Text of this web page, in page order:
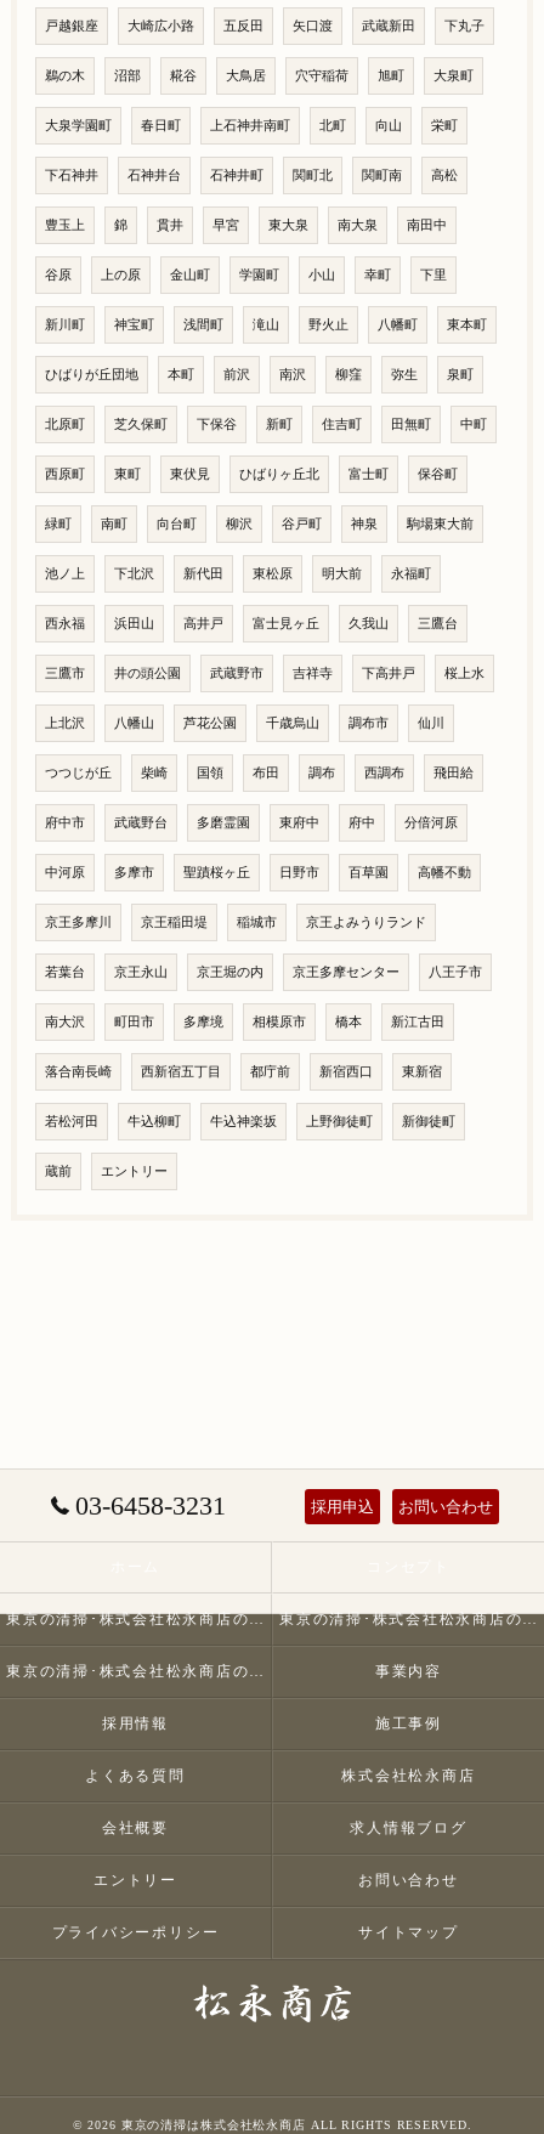
戸越銀座 大崎広小路 五反田 矢口渡 武蔵新田 下丸子
鵜の木 沼部 糀谷 大鳥居 穴守稲荷 旭町 大泉町
大泉学園町 春日町 上石神井南町 北町 向山 栄町
下石神井 石神井台 石神井町 関町北 関町南 高松
豊玉上 錦 貫井 早宮 東大泉 南大泉 南田中
谷原 上の原 金山町 学園町 小山 幸町 下里
新川町 神宝町 浅間町 滝山 野火止 八幡町 東本町
ひばりが丘団地 本町 前沢 南沢 柳窪 弥生 泉町
北原町 芝久保町 下保谷 新町 住吉町 田無町 中町
西原町 東町 東伏見 ひばりヶ丘北 富士町 保谷町
緑町 南町 向台町 柳沢 谷戸町 神泉 駒場東大前
池ノ上 下北沢 新代田 東松原 明大前 永福町
西永福 浜田山 高井戸 富士見ヶ丘 久我山 三鷹台
三鷹市 井の頭公園 武蔵野市 吉祥寺 下高井戸 桜上水
上北沢 八幡山 芦花公園 千歳烏山 調布市 仙川
つつじが丘 柴崎 国領 布田 調布 西調布 飛田給
府中市 武蔵野台 多磨霊園 東府中 府中 分倍河原
中河原 多摩市 聖蹟桜ヶ丘 日野市 百草園 高幡不動
京王多摩川 京王稲田堤 稲城市 京王よみうりランド
若葉台 京王永山 京王堀の内 京王多摩センター 八王子市
南大沢 町田市 多摩境 相模原市 橋本 新江古田
落合南長崎 西新宿五丁目 都庁前 新宿西口 東新宿
若松河田 牛込柳町 牛込神楽坂 上野御徒町 新御徒町
蔵前 エントリー
03-6458-3231 採用申込 お問い合わせ
東京の清掃･株式会社松永商店の口コミ情報 東京の清掃･株式会社松永商店の評判
東京の清掃･株式会社松永商店のお客様の声 事業内容
採用情報 施工事例
よくある質問 株式会社松永商店
会社概要 求人情報ブログ
エントリー お問い合わせ
プライバシーポリシー サイトマップ
© 2026 東京の清掃は株式会社松永商店 ALL RIGHTS RESERVED.